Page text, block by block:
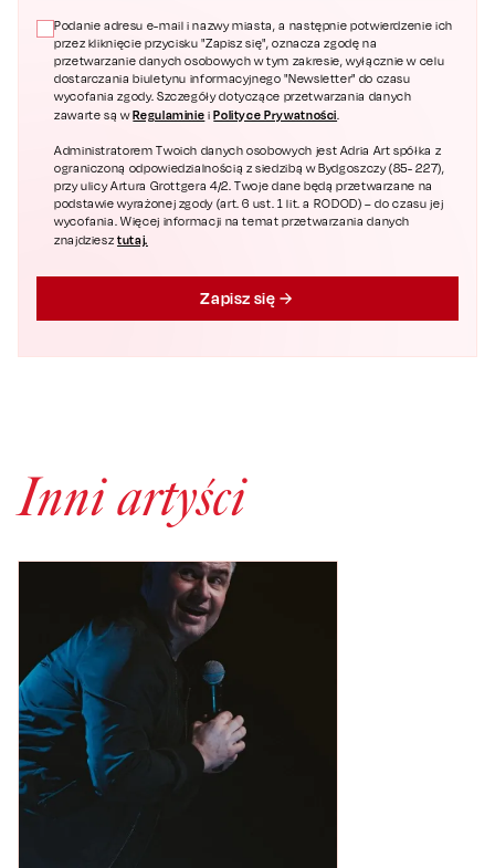
Podanie adresu e-mail i nazwy miasta, a następnie potwierdzenie ich
przez kliknięcie przycisku "Zapisz się", oznacza zgodę na
przetwarzanie danych osobowych w tym zakresie, wyłącznie w celu
dostarczania biuletynu informacyjnego "Newsletter" do czasu
wycofania zgody. Szczegóły dotyczące przetwarzania danych
zawarte są wRegulaminie iPolityce Prywatności.
Administratorem Twoich danych osobowych jest Adria Art spółka z
ograniczoną odpowiedzialnością z siedzibą w Bydgoszczy (85- 227),
przy ulicy Artura Grottgera 4/2. Twoje dane będą przetwarzane na
podstawie wyrażonej zgody (art. 6 ust. 1 lit. a RODOD) – do czasu jej
wycofania. Więcej informacji na temat przetwarzania danych
znajdziesztutaj.
Zapisz się
Inni artyści